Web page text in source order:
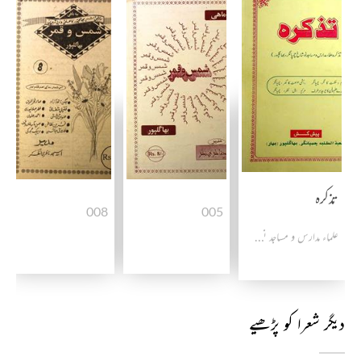
تذکرہ
علماء مدارس و مساجد نوشاخ چمپا نگر بھاگلپور
005
008
دیگر شعرا کو پڑھیے